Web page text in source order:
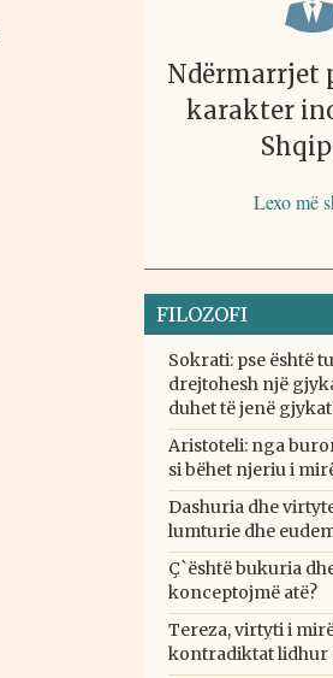
Ndërmarrjet
karakter
Lexo më
FILOZOFI
Sokrati: pse është
drejtohesh një
duhet të jenë
Aristoteli: nga
si bëhet njeriu i
Dashuria dhe
lumturie dhe
Ç`është bukuria
konceptojmë atë?
Tereza, virtyti i
kontradiktat lidhur